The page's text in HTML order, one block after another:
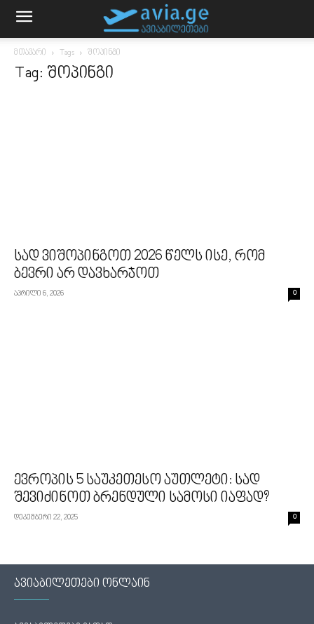
მთავარი Tags შოპინგი
Tag: შოპინგი
სად ვიშოპინგოთ 2026 წელს ისე, რომ
ბევრი არ დავხარჯოთ
აპრილი 6, 2026 0
ევროპის 5 საუკეთესო აუთლეტი: სად
შევიძინოთ ბრენდული სამოსი იაფად?
დეკემბერი 22, 2025 0
ავიაბილეთები ონლაინ